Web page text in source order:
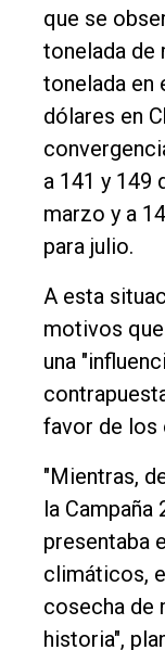
que se
tonelada de
tonelada en
dólares en
a 141 y 149
marzo y a
para julio.
A esta
motivos
una
favor de los
"Mientras,
la Campaña
presentaba
climáticos,
cosecha de
historia",